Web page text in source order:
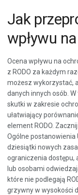
Jak
wpływu
Ocena wpływu na
z RODO za każdym
możesz wykorzystać,
danych innych osób.
skutki w zakresie
ułatwiający
element RODO.
Ogólne postanowienia
dziesiątki nowych
ograniczenia dostępu,
lub osobami
które nie podlegają
grzywny w wysokości